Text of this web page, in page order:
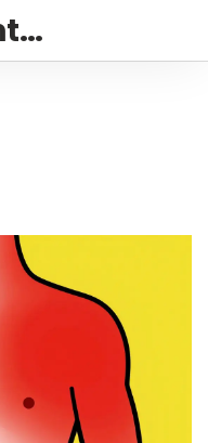
Karting de la Santé – Montalivet